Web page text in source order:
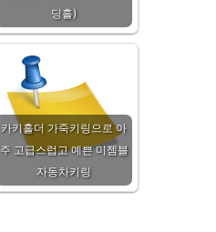
딩홀)
카키홀더 가죽키링으로 아
주 고급스럽고 예쁜 미젬블
자동차키링